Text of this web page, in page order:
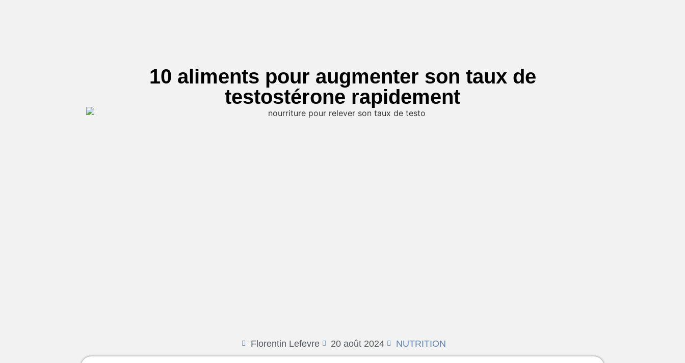
10 aliments pour augmenter son taux de
testostérone rapidement
Florentin Lefevre 20 août 2024 NUTRITION